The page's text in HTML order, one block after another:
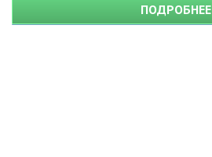
ПОДРОБНЕЕ